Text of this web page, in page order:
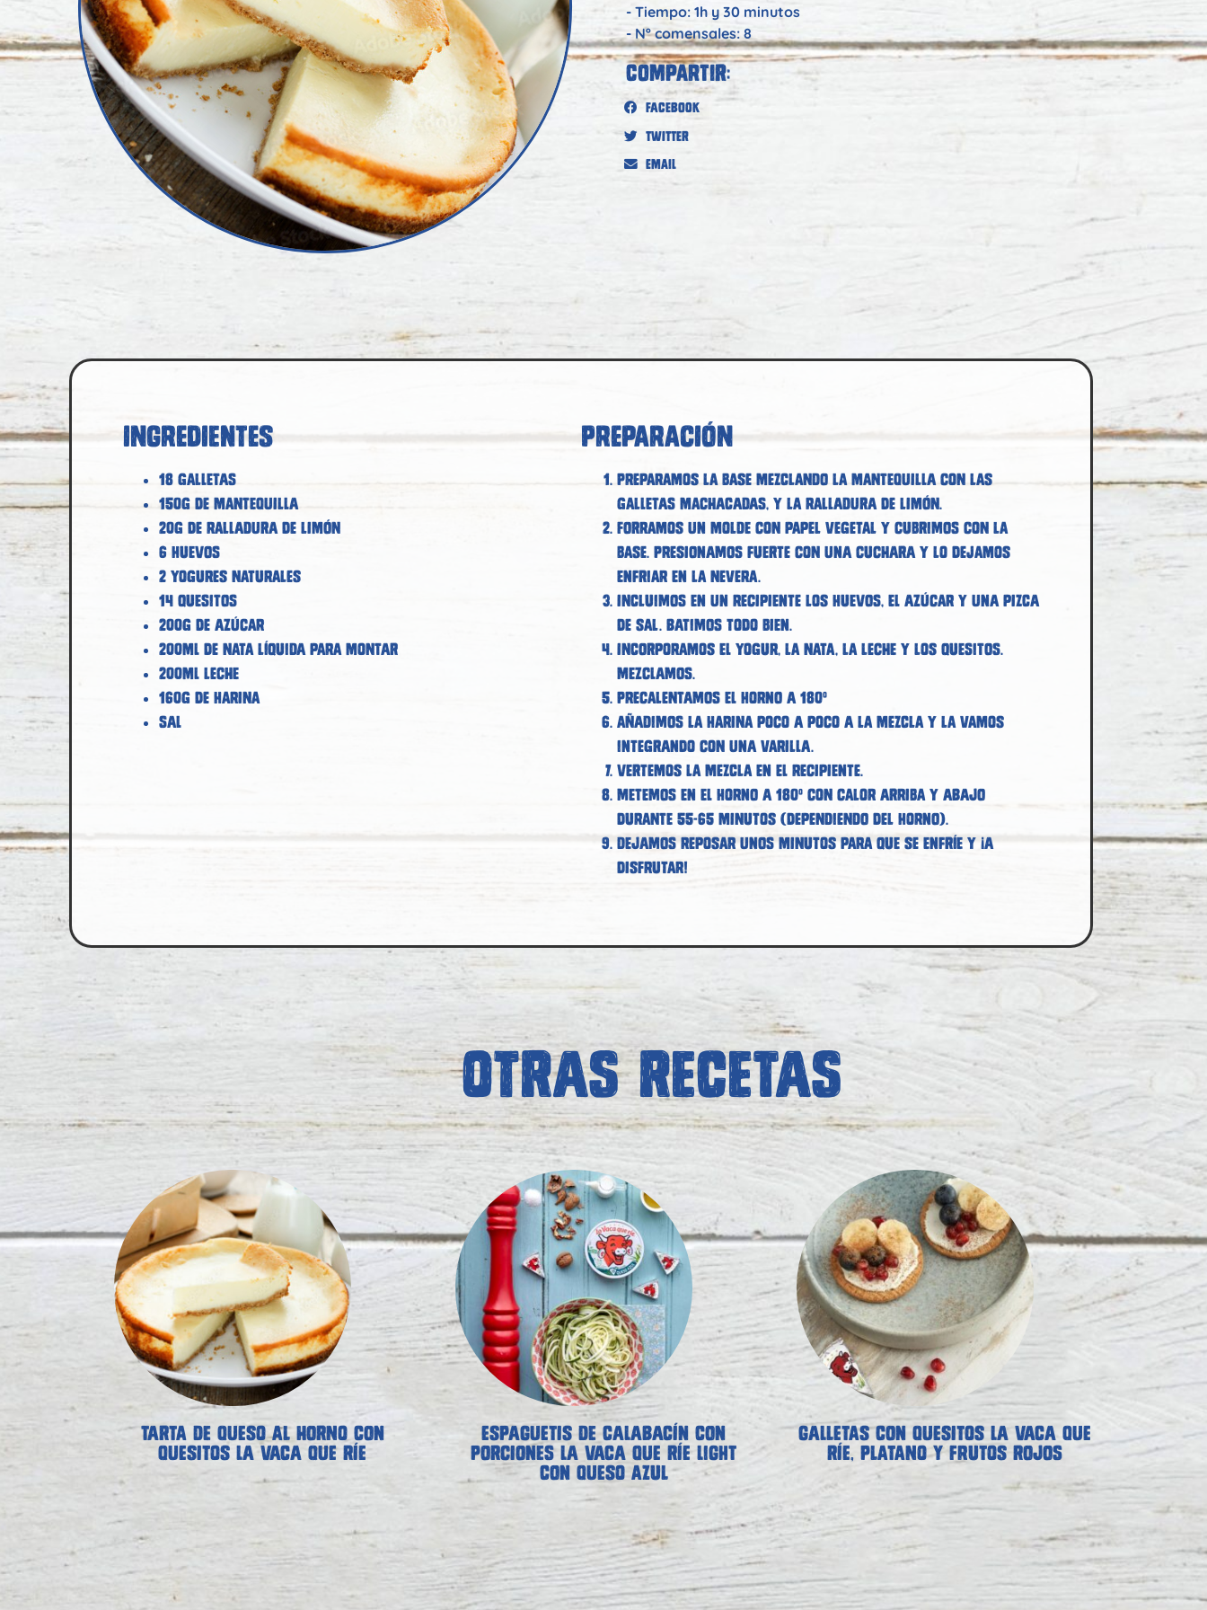
- Tiempo: 1h y 30 minutos
- Nº comensales: 8
Compartir:
Facebook
Twitter
Email
Ingredientes
18 galletas
150g de mantequilla
20g de ralladura de limón
6 huevos
2 yogures naturales
14 quesitos
200g de azúcar
200ml de nata líquida para montar
200ml leche
160g de harina
Sal
Preparación
Preparamos la base mezclando la mantequilla con las
galletas machacadas, y la ralladura de limón.
Forramos un molde con papel vegetal y cubrimos con la
base. Presionamos fuerte con una cuchara y lo dejamos
enfriar en la nevera.
Incluimos en un recipiente los huevos, el azúcar y una pizca
de sal. Batimos todo bien.
Incorporamos el yogur, la nata, la leche y los quesitos.
Mezclamos.
Precalentamos el horno a 180º
Añadimos la harina poco a poco a la mezcla y la vamos
integrando con una varilla.
Vertemos la mezcla en el recipiente.
Metemos en el horno a 180º con calor arriba y abajo
durante 55-65 minutos (dependiendo del horno).
Dejamos reposar unos minutos para que se enfríe y ¡a
disfrutar!
OTRAS RECETAS
TARTA DE QUESO AL HORNO CON
QUESITOS LA VACA QUE RÍE
ESPAGUETIS DE CALABACÍN CON
PORCIONES LA VACA QUE RÍE LIGHT
CON QUESO AZUL
GALLETAS CON QUESITOS LA VACA QUE
RÍE, PLATANO Y FRUTOS ROJOS